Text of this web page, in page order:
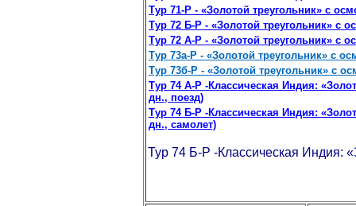
Тур 71-Р - «Золотой треугольник» с
Тур 72 Б-Р - «Золотой треугольник» с
Тур 72 А-Р - «Золотой треугольник» с
Тур 73а-Р - «Золотой треугольник» с
Тур 73б-Р - «Золотой треугольник» с
Тур 74 А-Р -Классическая Индия:
дн., поезд)
Тур 74 Б-Р -Классическая Индия:
дн., самолет)
Тур 74 Б-Р -Классическая Индия: